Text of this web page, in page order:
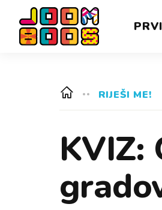
PRVI
RIJEŠI ME!
KVIZ: